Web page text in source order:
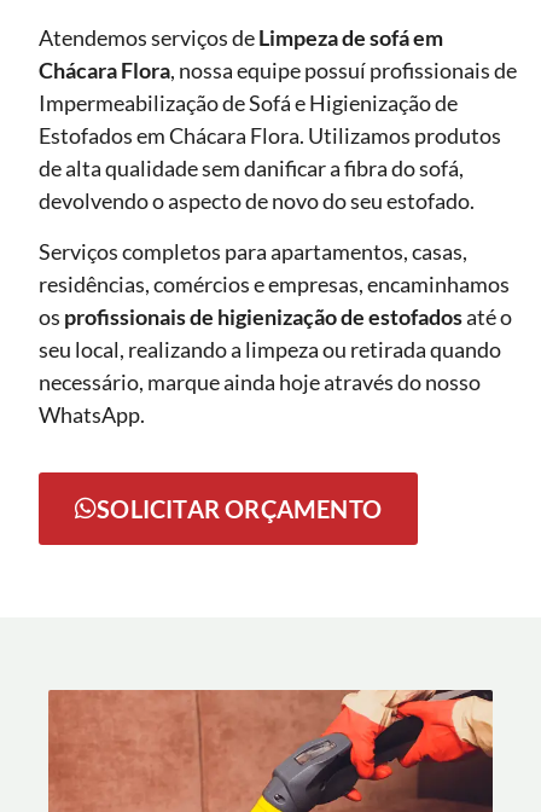
Atendemos serviços deLimpeza de sofáem
Chácara Flora, nossa equipe possuí profissionais de
Impermeabilização de Sofá e Higienização de
Estofados em Chácara Flora. Utilizamos produtos
de alta qualidade sem danificar a fibra do sofá,
devolvendo o aspecto de novo do seu estofado.
Serviços completos para apartamentos, casas,
residências, comércios e empresas, encaminhamos
os profissionais de higienização de estofadosaté o
seu local, realizando a limpeza ou retirada quando
necessário, marque ainda hoje através do nosso
WhatsApp.
SOLICITAR ORÇAMENTO